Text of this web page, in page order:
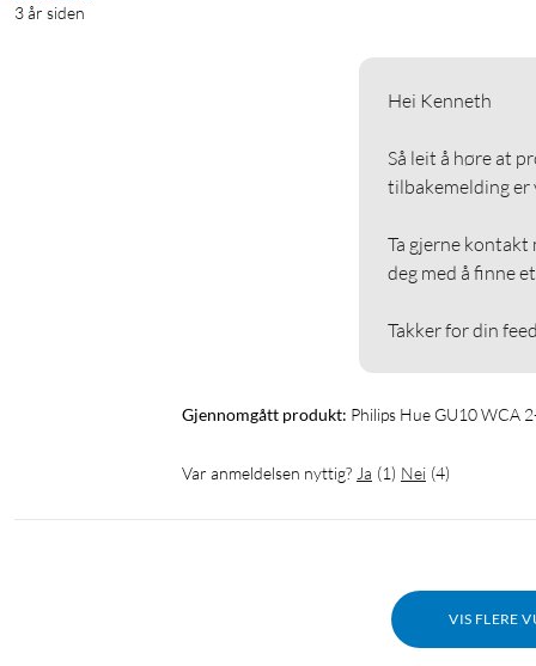
3 år siden
Hei Kenneth
Så leit å høre at
tilbakemelding er
Ta gjerne kontakt
deg med å finne
Takker for din
Gjennomgått produkt: Philips Hue GU10 WCA
Var anmeldelsen nyttig? Ja (1) Nei (4)
VIS FLERE